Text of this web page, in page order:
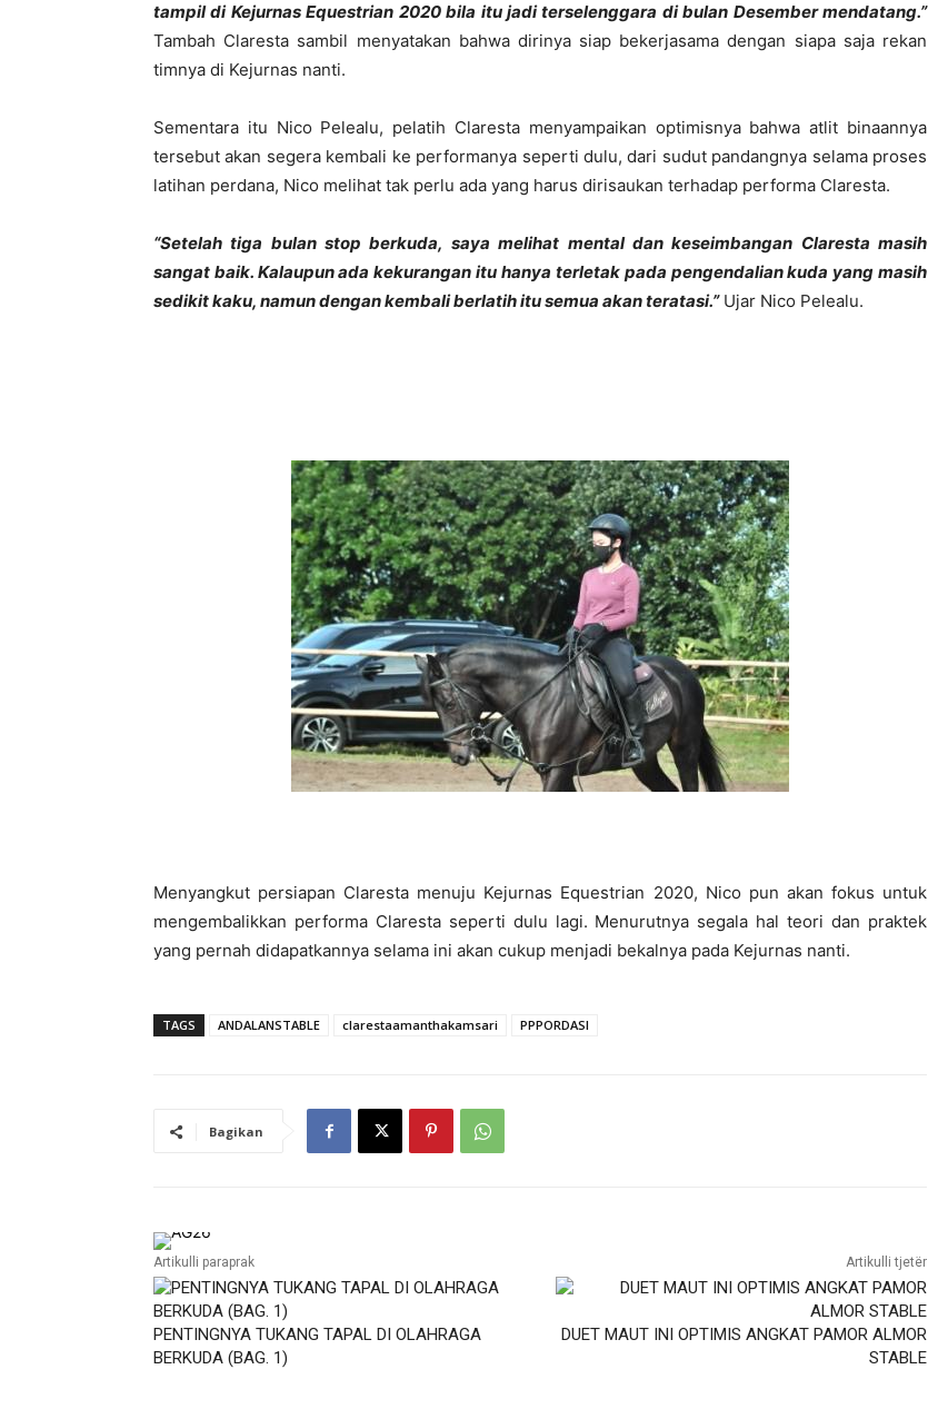
tampil di Kejurnas Equestrian 2020 bila itu jadi terselenggara di bulan Desember mendatang.”
Tambah Claresta sambil menyatakan bahwa dirinya siap bekerjasama dengan siapa saja rekan
timnya di Kejurnas nanti.
Sementara itu Nico Pelealu, pelatih Claresta menyampaikan optimisnya bahwa atlit binaannya
tersebut akan segera kembali ke performanya seperti dulu, dari sudut pandangnya selama proses
latihan perdana, Nico melihat tak perlu ada yang harus dirisaukan terhadap performa Claresta.
“Setelah tiga bulan stop berkuda, saya melihat mental dan keseimbangan Claresta masih
sangat baik. Kalaupun ada kekurangan itu hanya terletak pada pengendalian kuda yang masih
sedikit kaku, namun dengan kembali berlatih itu semua akan teratasi.” Ujar Nico Pelealu.
Menyangkut persiapan Claresta menuju Kejurnas Equestrian 2020, Nico pun akan fokus untuk
mengembalikkan performa Claresta seperti dulu lagi. Menurutnya segala hal teori dan praktek
yang pernah didapatkannya selama ini akan cukup menjadi bekalnya pada Kejurnas nanti.
TAGS ANDALANSTABLE clarestaamanthakamsari PPPORDASI
Bagikan
Artikulli paraprak
PENTINGNYA TUKANG TAPAL DI OLAHRAGA
BERKUDA (BAG. 1)
Artikulli tjetër
DUET MAUT INI OPTIMIS ANGKAT PAMOR ALMOR
STABLE